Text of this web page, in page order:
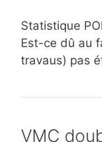
Statistique
Est-ce dû au
travaus) pas
VMC